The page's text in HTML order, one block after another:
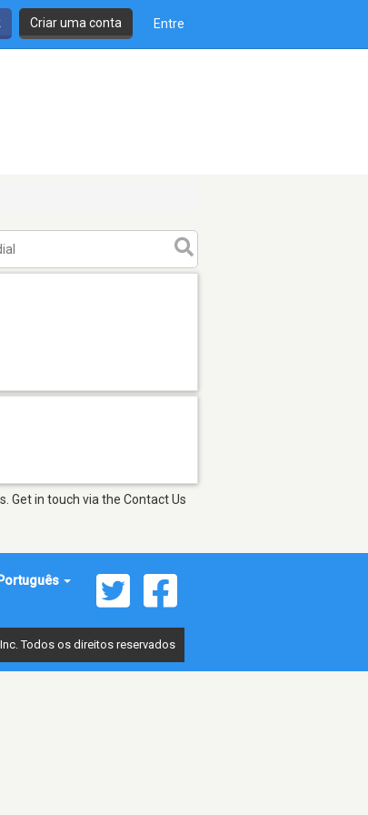
Criar uma conta Entre
Get in touch via the Contact Us
Português
Todos os direitos reservados